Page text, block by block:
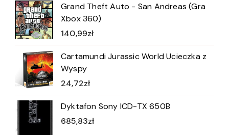
Grand Theft Auto - San Andreas (Gra
Xbox 360)
140,99zł
Cartamundi Jurassic World Ucieczka z
Wyspy
24,72zł
Dyktafon Sony ICD-TX 650B
685,83zł